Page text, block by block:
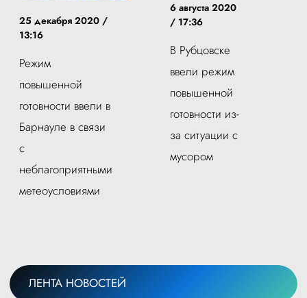
25 декабря 2020 /
13:16
Режим
повышенной
готовности ввели в
Барнауле в связи
с
неблагоприятными
метеоусловиями
6 августа 2020
/ 17:36
В Рубцовске
ввели режим
повышенной
готовности из-
за ситуации с
мусором
ЛЕНТА НОВОСТЕЙ